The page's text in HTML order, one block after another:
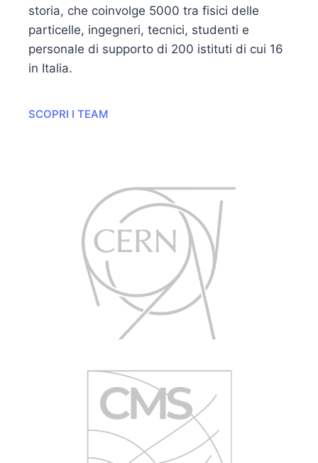
storia, che coinvolge 5000 tra fisici delle
particelle, ingegneri, tecnici, studenti e
personale di supporto di 200 istituti di cui 16
in Italia.
SCOPRI I TEAM